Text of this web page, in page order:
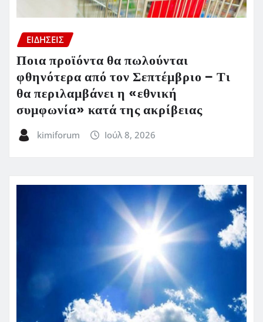
ΕΙΔΗΣΕΙΣ
Ποια προϊόντα θα πωλούνται
φθηνότερα από τον Σεπτέμβριο – Τι
θα περιλαμβάνει η «εθνική
συμφωνία» κατά της ακρίβειας
kimiforum Ιούλ 8, 2026